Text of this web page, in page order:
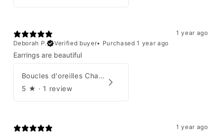
1 year ago
Deborah P.
Verified buyer• Purchased 1 year ago
Earrings are beautiful
Boucles d'oreilles Chanel 2001
5 ★ · 1 review
1 year ago